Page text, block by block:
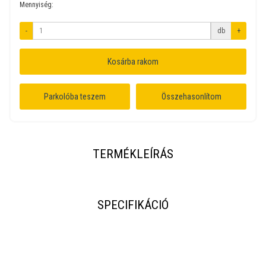
Mennyiség:
- db +
Kosárba rakom
Parkolóba teszem Összehasonlítom
TERMÉKLEÍRÁS
SPECIFIKÁCIÓ